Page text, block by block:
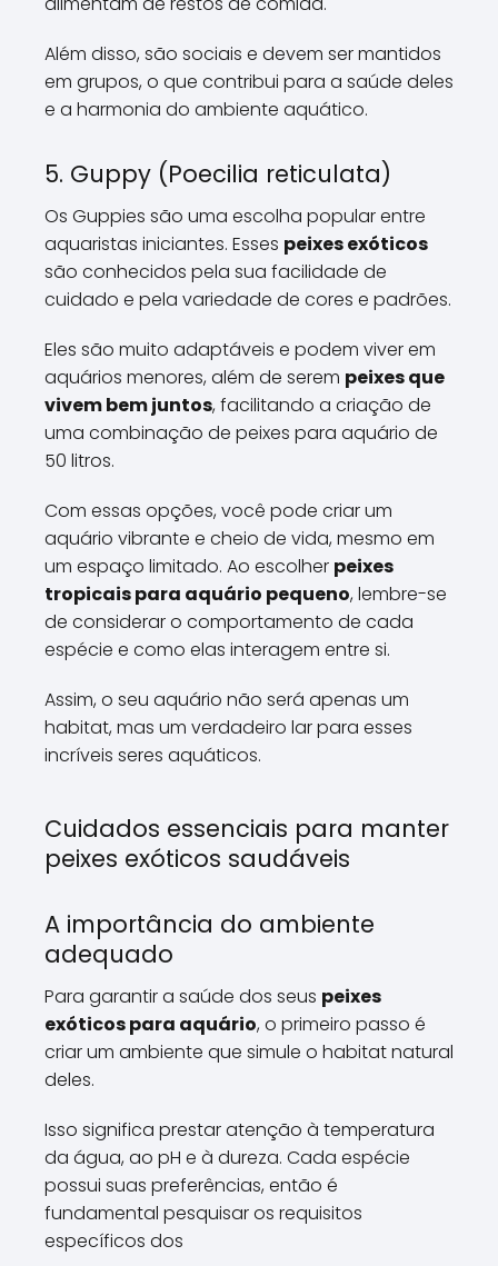
Além disso, são sociais e devem ser mantidos
em grupos, o que contribui para a saúde deles
e a harmonia do ambiente aquático.
5. Guppy (Poecilia reticulata)
Os Guppies são uma escolha popular entre
aquaristas iniciantes. Esses peixes exóticos
são conhecidos pela sua facilidade de
cuidado e pela variedade de cores e padrões.
Eles são muito adaptáveis e podem viver em
aquários menores, além de serem peixes que
vivem bem juntos, facilitando a criação de
uma combinação de peixes para aquário de
50 litros.
Com essas opções, você pode criar um
aquário vibrante e cheio de vida, mesmo em
um espaço limitado. Ao escolher peixes
tropicais para aquário pequeno, lembre-se
de considerar o comportamento de cada
espécie e como elas interagem entre si.
Assim, o seu aquário não será apenas um
habitat, mas um verdadeiro lar para esses
incríveis seres aquáticos.
Cuidados essenciais para manter
peixes exóticos saudáveis
A importância do ambiente
adequado
Para garantir a saúde dos seus peixes
exóticos para aquário, o primeiro passo é
criar um ambiente que simule o habitat natural
deles.
Isso significa prestar atenção à temperatura
da água, ao pH e à dureza. Cada espécie
possui suas preferências, então é
fundamental pesquisar os requisitos
específicos dos